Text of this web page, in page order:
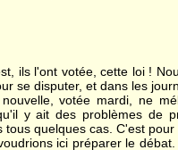
ils l'ont votée, cette loi !
se disputer, et dans les
votée mardi, ne
y ait des problèmes de
tous quelques cas. C'est
ici préparer le